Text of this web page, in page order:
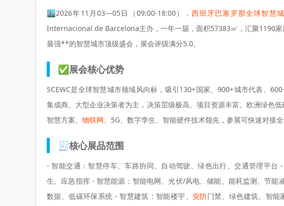
🏙️2026年11月03—05日（09:00-18:00），西班牙巴塞罗那全球智慧
Internacional de Barcelona主办，一年一届，面积57383㎡，汇聚1190
最强**的智慧城市顶级盛会，展会评级满分5.0。
✅展会核心优势
SCEWC是全球智慧城市领域风向标，吸引130+国家、900+城市代表、
集成商、大型企业决策者为主，决策层级极高、项目资源丰富。欧洲绿色
智慧方案、 物联网、5G、数字孪生、智能硬件技术领先，参展可快速对接全
🧾核心展品范围
- 智能交通：智慧停车、车路协同、自动驾驶、绿色出行、交通管理平
生、应急指挥 - 智慧能源：智能电网、光伏/风电、储能、能耗监测、节
数据、低碳环保系统 - 智慧建筑：智能楼宇、 安防门禁、绿色建筑、智能